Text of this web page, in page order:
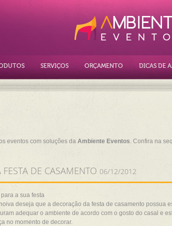
SERVIÇOS ORÇAMENTO DICAS DE
eventos com soluções da Ambiente Eventos. Confira na
DE CASAMENTO 06/12/2012
a sua festa
deseja que a decoração da festa de casamento possua
adequar o ambiente de acordo com o gosto do casal e
no momento de decorar.